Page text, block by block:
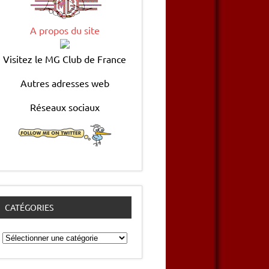
A propos du site
Visitez le MG Club de France
Autres adresses web
Réseaux sociaux
CATÉGORIES
Catégories